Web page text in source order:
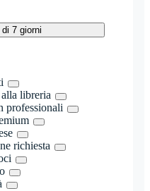
7 giorni
libreria
professionali
richiesta